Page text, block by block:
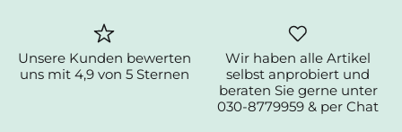
Unsere Kunden bewerten
uns mit 4,9 von 5 Sternen
Wir haben alle Artikel
selbst anprobiert und
beraten Sie gerne unter
030-8779959 & per Chat